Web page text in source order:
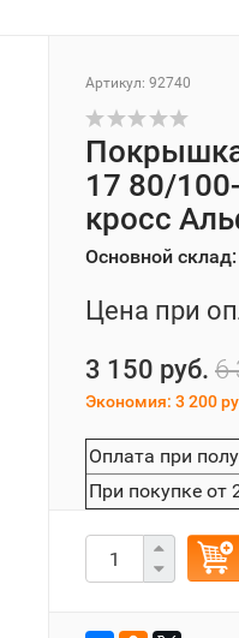
Артикул: 92740
17 80/
кросс
Основной склад:
Цена при
3 150 руб. 6
Экономия: 3 200
Оплата при
При покупке от